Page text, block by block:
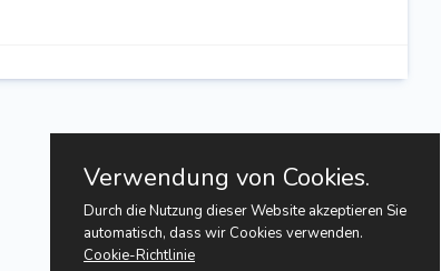
Verwendung von Cookies.
Durch die Nutzung dieser Website akzeptieren Sie
automatisch, dass wir Cookies verwenden.
Cookie-Richtlinie